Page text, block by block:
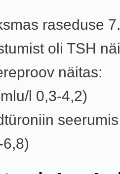
raseduse
oli TSH
näitas:
l 0,3-4,2)